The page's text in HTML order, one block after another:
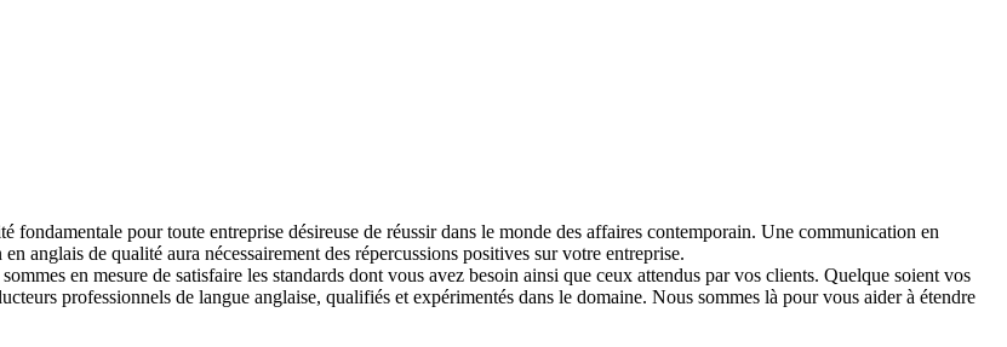
fondamentale pour toute entreprise désireuse de réussir dans le monde des affaires contemporain. Une communication en
anglais de qualité aura nécessairement des répercussions positives sur votre entreprise.
en mesure de satisfaire les standards dont vous avez besoin ainsi que ceux attendus par vos clients. Quelque soient vos
professionnels de langue anglaise, qualifiés et expérimentés dans le domaine. Nous sommes là pour vous aider à étendre